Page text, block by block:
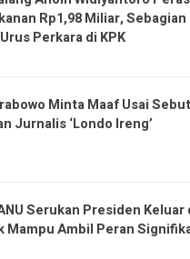
Rp1,98 Miliar, Sebagian
Perkara di KPK
Minta Maaf Usai Sebut
Jurnalis ‘Londo Ireng’
Serukan Presiden Keluar
Mampu Ambil Peran